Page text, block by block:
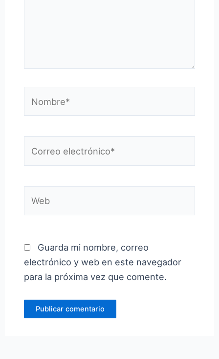
electrónico*
Guarda mi nombre, correo
electrónico y web en este navegador
para la próxima vez que comente.